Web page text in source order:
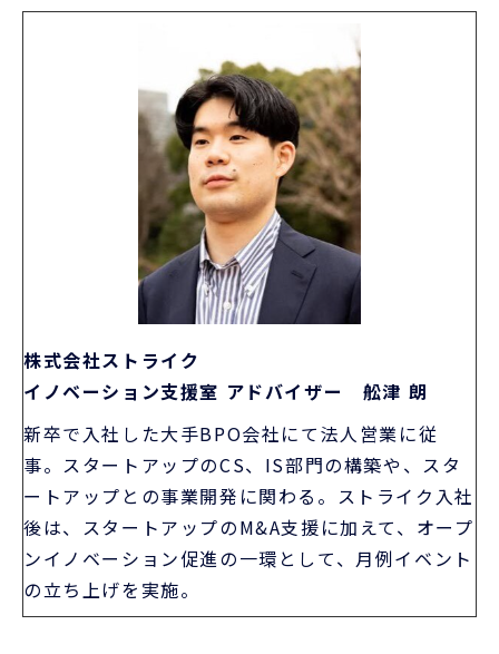
株式会社ストライク
イノベーション支援室 アドバイザー 舩津 朗
新卒で入社した大手BPO会社にて法人営業に従
事。スタートアップのCS、IS部門の構築や、スタ
ートアップとの事業開発に関わる。ストライク入社
後は、スタートアップのM&A支援に加えて、オープ
ンイノベーション促進の一環として、月例イベント
の立ち上げを実施。